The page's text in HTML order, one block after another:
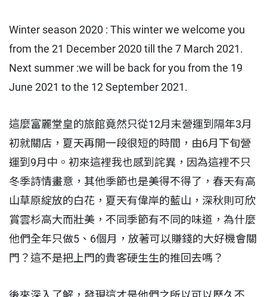
Winter season 2020 : This winter we welcome you
from the 21 December 2020 till the 7 March 2021.
Next summer :we will be back for you from the 19
June 2021 to the 12 September 2021.
這麼富麗堂皇的旅館竟然只從12月末營運到隔年3月
初就關店，夏天再開一段很短的時間，由6月下旬營
運到9月中。初來這裡我也感到詫異，因為這裡不只
冬季詩情畫意，其他季節也是美得不得了，春天有高
山草原綻放的白花，夏天有偉岸的藍山，深秋則可欣
賞雲杉高大而壯美，不同季節有不同的味道，為什麼
他們全年只做5、6個月，放著可以賺錢的大好機會關
門？這不是把上門的貴客硬生生的推回去嗎？